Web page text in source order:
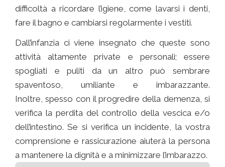
difficoltà a ricordare l’igiene, come lavarsi i denti,
fare il bagno e cambiarsi regolarmente i vestiti.
Dall’infanzia ci viene insegnato che queste sono
attività altamente private e personali; essere
spogliati e puliti da un altro può sembrare
spaventoso, umiliante e imbarazzante.
Inoltre, spesso con il progredire della demenza, si
verifica la perdita del controllo della vescica e/o
dell’intestino. Se si verifica un incidente, la vostra
comprensione e rassicurazione aiuterà la persona
a mantenere la dignità e a minimizzare l’imbarazzo.